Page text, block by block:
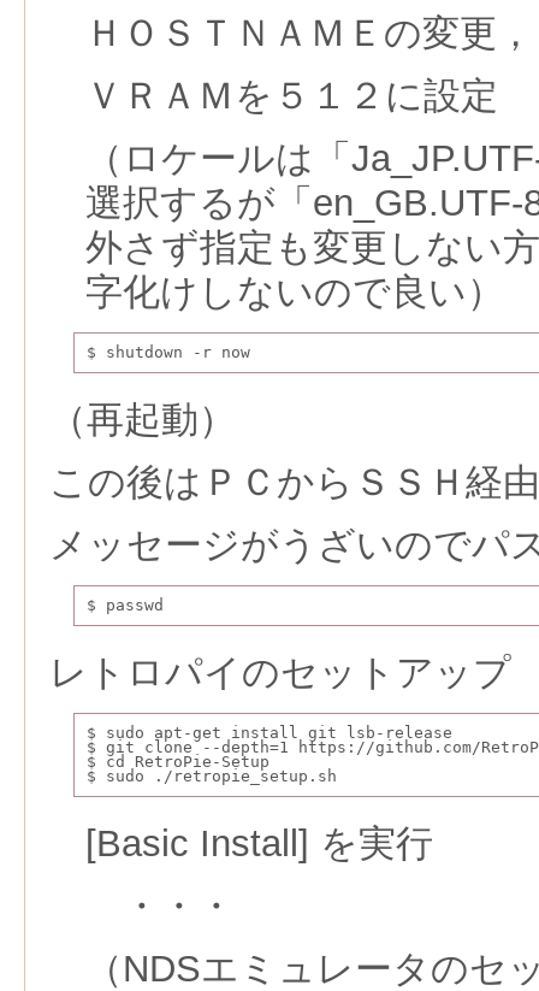
ＨＯＳＴＮＡＭＥの変更
ＶＲＡＭを５１２に設定
（ロケールは「
選択するが「en_GB.UTF-
外さず指定も変更しない
字化けしないので良い）
$ shutdown -r now
（再起動）
この後はＰＣからＳＳＨ経
メッセージがうざいのでパ
$ passwd
レトロパイのセットアップ
$ sudo apt-get install git lsb-release
$ git clone --depth=1 https://github.com/
$ cd RetroPie-Setup
$ sudo ./retropie_setup.sh
[Basic Install] を実行
・・・
（NDSエミュレータのセ